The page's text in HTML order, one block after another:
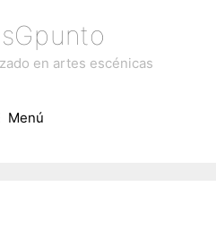
en artes escénicas
Menú